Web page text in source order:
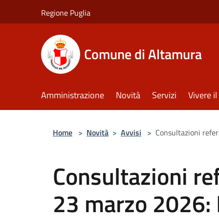
Regione Puglia
Comune di Altamura
Amministrazione Novità Servizi Vivere
Home > Novità > Avvisi > Consultazioni
Consultazioni
23 marzo